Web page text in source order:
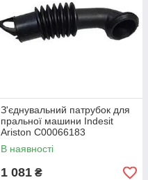
З'єднувальний патрубок для
пральної машини Indesit
Ariston C00066183
В наявності
1 081 ₴